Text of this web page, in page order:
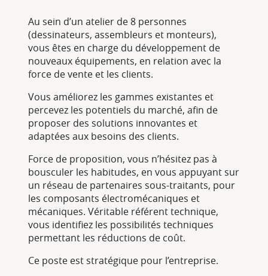
Au sein d’un atelier de 8 personnes
(dessinateurs, assembleurs et monteurs),
vous êtes en charge du développement de
nouveaux équipements, en relation avec la
force de vente et les clients.
Vous améliorez les gammes existantes et
percevez les potentiels du marché, afin de
proposer des solutions innovantes et
adaptées aux besoins des clients.
Force de proposition, vous n’hésitez pas à
bousculer les habitudes, en vous appuyant sur
un réseau de partenaires sous-traitants, pour
les composants électromécaniques et
mécaniques. Véritable référent technique,
vous identifiez les possibilités techniques
permettant les réductions de coût.
Ce poste est stratégique pour l’entreprise.